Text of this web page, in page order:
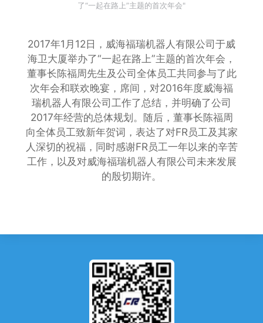
了“一起在路上”主题的首次年会"
2017年1月12日，威海福瑞机器人有限公司于威
海卫大厦举办了“一起在路上”主题的首次年会，
董事长陈福周先生及公司全体员工共同参与了此
次年会和联欢晚宴，席间，对2016年度威海福
瑞机器人有限公司工作了总结，并明确了公司
2017年经营的总体规划。随后，董事长陈福周
向全体员工致新年贺词，表达了对FR员工及其家
人深切的祝福，同时感谢FR员工一年以来的辛苦
工作，以及对威海福瑞机器人有限公司未来发展
的殷切期许。